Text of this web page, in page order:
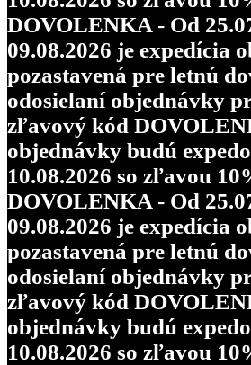
DOVOLENKA - Od
09.08.2026 je expedícia
pozastavená pre letnú
odosielaní objednávky
zľavový kód
objednávky budú
10.08.2026 so zľavou
DOVOLENKA - Od
09.08.2026 je expedícia
pozastavená pre letnú
odosielaní objednávky
zľavový kód
objednávky budú
10.08.2026 so zľavou